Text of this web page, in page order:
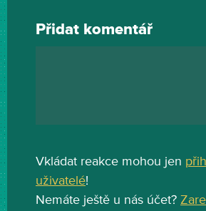
Přidat komentář
Vkládat reakce mohou jen
uživatelé!
Nemáte ještě u nás účet?